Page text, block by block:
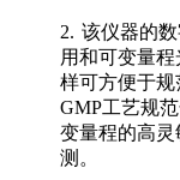
2. 该仪器的
用和可变量
样可方便于
GMP工艺规
变量程的高
测。